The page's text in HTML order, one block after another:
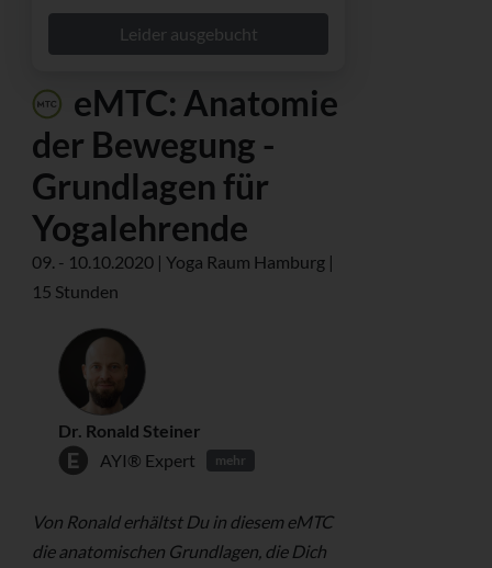
Leider ausgebucht
eMTC: Anatomie
der Bewegung -
Grundlagen für
Yogalehrende
09. - 10.10.2020 | Yoga Raum Hamburg |
15 Stunden
Dr. Ronald Steiner
AYI® Expert
mehr
Von Ronald erhältst Du in diesem eMTC
die anatomischen Grundlagen, die Dich